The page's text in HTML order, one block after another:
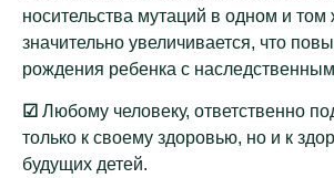
носительства мутаций в одном и том
значительно увеличивается, что
рождения ребенка с
☑ Любому человеку, ответственно
только к своему здоровью, но и к
будущих детей.